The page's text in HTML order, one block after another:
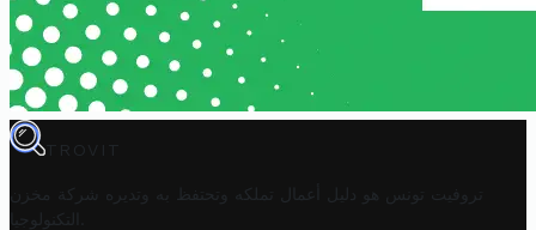
TROVIT
تروفيت تونس هو دليل أعمال تملكه وتحتفظ به وتديره
شركة مخزن
التكنولوجيا